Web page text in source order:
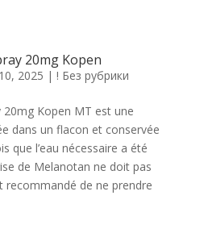
20mg Kopen
2025 | ! Без рубрики
Kopen MT est une
dans un flacon et conservée
que l’eau nécessaire a été
de Melanotan ne doit pas
recommandé de ne prendre